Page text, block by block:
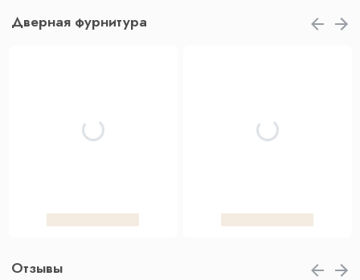
Дверная фурнитура
Отзывы